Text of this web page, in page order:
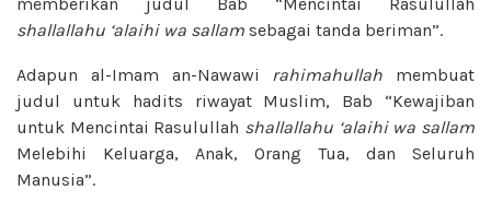
shallallahu ‘alaihi wa sallam sebagai tanda beriman”.
Adapun al-Imam an-Nawawi rahimahullah membuat
judul untuk hadits riwayat Muslim, Bab “Kewajiban
untuk Mencintai Rasulullah shallallahu ‘alaihi wa sallam
Melebihi Keluarga, Anak, Orang Tua, dan Seluruh
Manusia”.